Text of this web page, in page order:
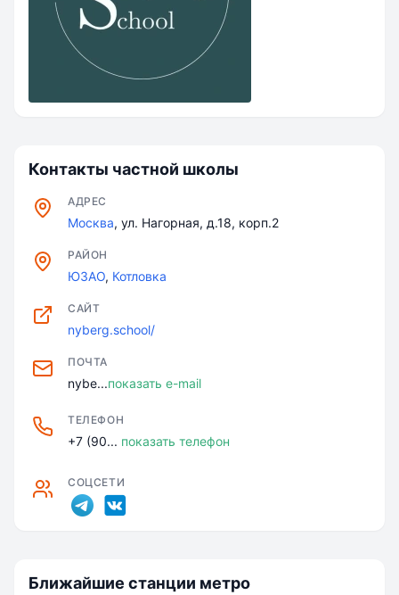
Контакты частной школы
АДРЕС
Москва, ул. Нагорная, д.18, корп.2
РАЙОН
ЮЗАО, Котловка
САЙТ
nyberg.school/
ПОЧТА
nybe...показать e-mail
ТЕЛЕФОН
+7 (90... показать телефон
СОЦСЕТИ
Ближайшие станции метро